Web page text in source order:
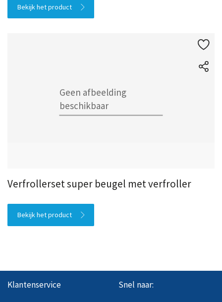
Bekijk het product
Verfrollerset super beugel met verfroller
Bekijk het product
Klantenservice Snel naar: